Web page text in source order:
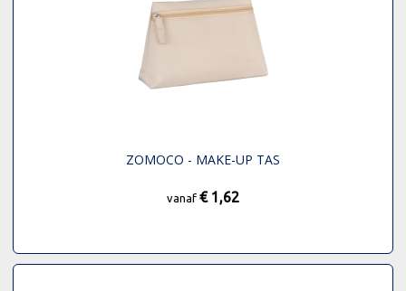
ZOMOCO - MAKE-UP TAS
vanaf € 1,62